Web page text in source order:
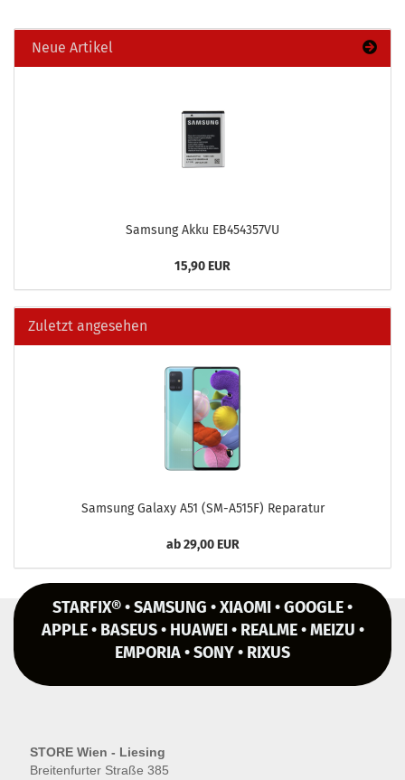
Neue Artikel
Sam­sung Akku EB454357VU
15,90 EUR
Zuletzt angesehen
Sam­sung Ga­la­xy A51 (SM-​A515F) Re­pa­ra­tur
ab 29,00 EUR
STARFIX® • SAMSUNG • XIAOMI • GOOGLE •
APPLE • BASEUS • HUAWEI • REALME • MEIZU •
EMPORIA • SONY • RIXUS
STORE Wien - Liesing
Breitenfurter Straße 385